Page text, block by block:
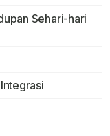
Sehari-hari